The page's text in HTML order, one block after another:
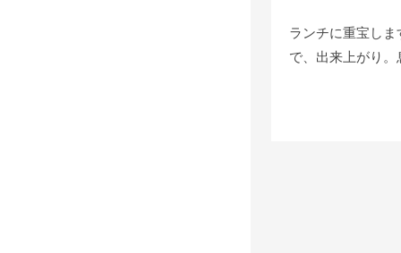
ランチに重宝し
で、出来上がり